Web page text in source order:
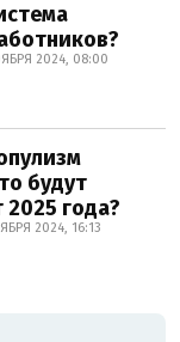
2024, 08:00
будут
года?
2024, 16:13